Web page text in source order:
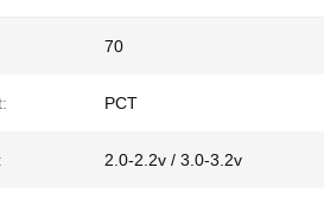
70
PCT
2.0-2.2v / 3.0-3.2v